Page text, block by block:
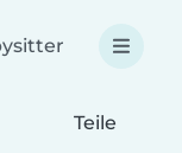
Teile